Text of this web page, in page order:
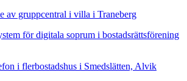
av gruppcentral i villa i Traneberg
för digitala soprum i bostadsrättsförening
i flerbostadshus i Smedslätten, Alvik